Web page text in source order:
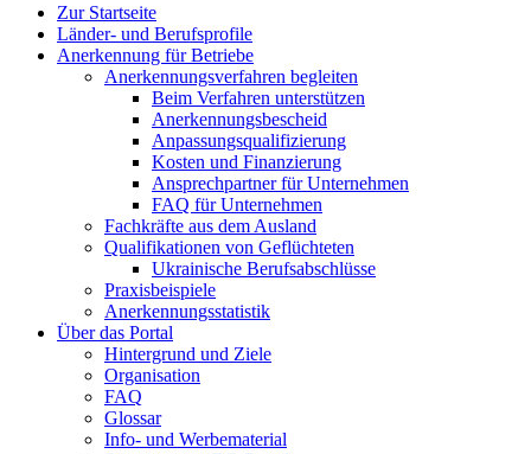
Zur Startseite
Länder- und Berufsprofile
Anerkennung für Betriebe
Anerkennungsverfahren begleiten
Beim Verfahren unterstützen
Anerkennungsbescheid
Anpassungsqualifizierung
Kosten und Finanzierung
Ansprechpartner für Unternehmen
FAQ für Unternehmen
Fachkräfte aus dem Ausland
Qualifikationen von Geflüchteten
Ukrainische Berufsabschlüsse
Praxisbeispiele
Anerkennungsstatistik
Über das Portal
Hintergrund und Ziele
Organisation
FAQ
Glossar
Info- und Werbematerial